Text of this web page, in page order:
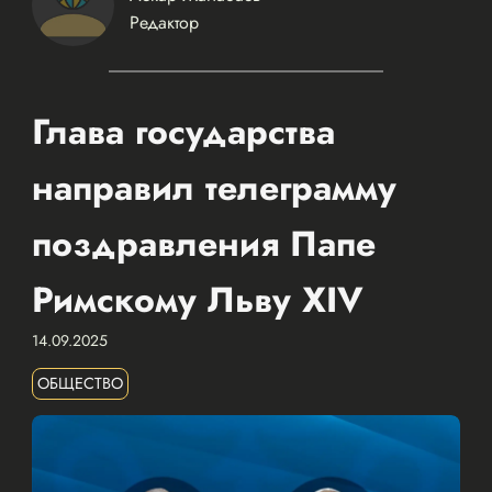
Редактор
Глава государства
направил телеграмму
поздравления Папе
Римскому Льву XIV
14.09.2025
ОБЩЕСТВО